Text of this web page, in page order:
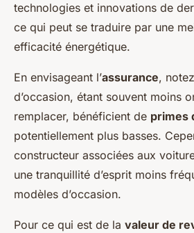
technologies et innovations de
ce qui peut se traduire par une
efficacité énergétique.
En envisageant l’assurance,
d’occasion, étant souvent moins
remplacer, bénéficient de primes
potentiellement plus basses.
constructeur associées aux
une tranquillité d’esprit moins
modèles d’occasion.
Pour ce qui est de la valeur de